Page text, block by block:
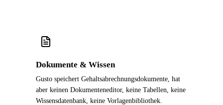
Dokumente & Wissen
Gusto speichert Gehaltsabrechnungsdokumente, hat
aber keinen Dokumenteneditor, keine Tabellen, keine
Wissensdatenbank, keine Vorlagenbibliothek.